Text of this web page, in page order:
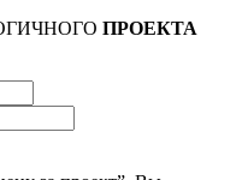
ПРОЕКТА